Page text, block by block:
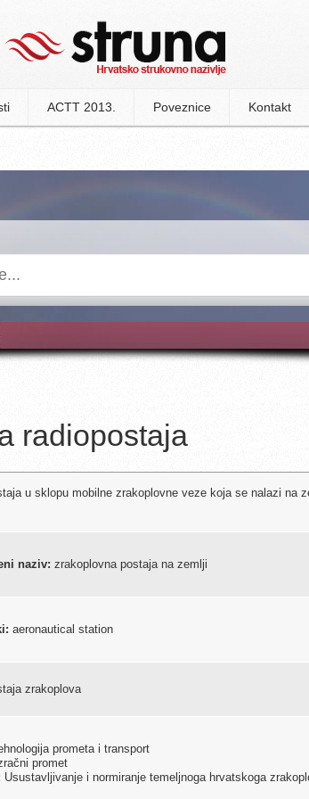
ACTT 2013. Poveznice Kontakt
radiopostaja
u sklopu mobilne zrakoplovne veze koja se nalazi na
naziv: zrakoplovna postaja na zemlji
aeronautical station
zrakoplova
prometa i transport
promet
Usustavljivanje i normiranje temeljnoga hrvatskoga